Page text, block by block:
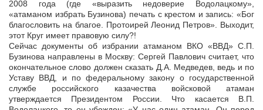
2008 года (где «выразить недоверие Водолацкому»,
«атаманом избрать Бузинова) печать с крестом и запись: «Бог
благословить на благое. Протоирей Леонид Петров». Выходит,
этот Круг имеет правовую силу?!
Сейчас документы об избрании атаманом ВКО «ВВД» С.П.
Бузинова направлены в Москву: Сергей Павлович считает, что
окончательное слово должен сказать Д.А. Медведев, ведь и по
Уставу ВВД, и по федеральному закону о государственной
службе российского казачества войсковой атаман
утверждается Президентом России. Что касается В.П.